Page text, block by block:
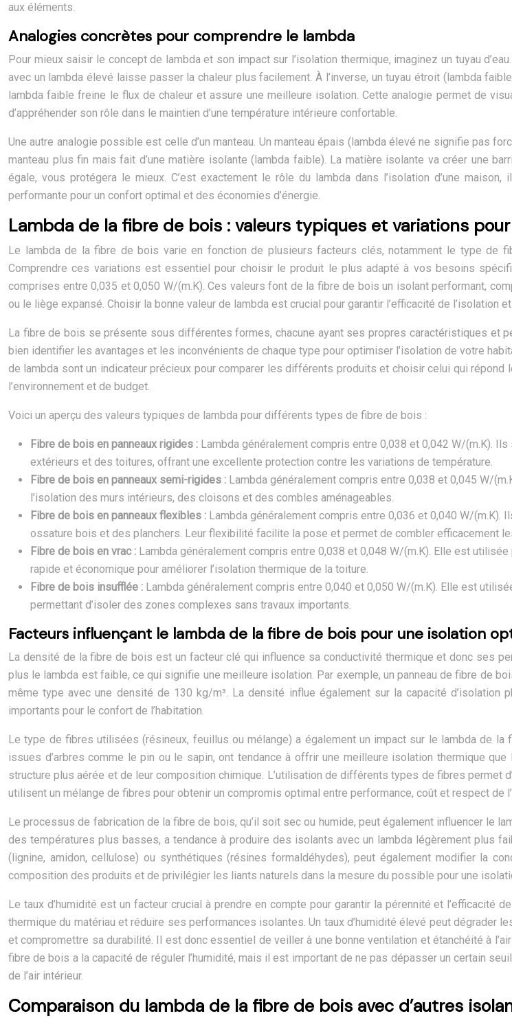
aux éléments.
Analogies concrètes pour comprendre le lambda
Pour mieux saisir le concept de lambda et son impact sur l’isolation thermique, imaginez un tuyau
avec un lambda élevé laisse passer la chaleur plus facilement. À l’inverse, un tuyau étroit (lambda
lambda faible freine le flux de chaleur et assure une meilleure isolation. Cette analogie permet de
d’appréhender son rôle dans le maintien d’une température intérieure confortable.
Une autre analogie possible est celle d’un manteau. Un manteau épais (lambda élevé ne signifie pas
manteau plus fin mais fait d’une matière isolante (lambda faible). La matière isolante va créer une
égale, vous protégera le mieux. C’est exactement le rôle du lambda dans l’isolation d’une
performante pour un confort optimal et des économies d’énergie.
Lambda de la fibre de bois : valeurs typiques et variations
Le lambda de la fibre de bois varie en fonction de plusieurs facteurs clés, notamment le type de
Comprendre ces variations est essentiel pour choisir le produit le plus adapté à vos besoins
comprises entre 0,035 et 0,050 W/(m.K). Ces valeurs font de la fibre de bois un isolant performant,
ou le liège expansé. Choisir la bonne valeur de lambda est crucial pour garantir l’efficacité de
La fibre de bois se présente sous différentes formes, chacune ayant ses propres caractéristiques et
bien identifier les avantages et les inconvénients de chaque type pour optimiser l’isolation de votre
de lambda sont un indicateur précieux pour comparer les différents produits et choisir celui qui
l’environnement et de budget.
Voici un aperçu des valeurs typiques de lambda pour différents types de fibre de bois :
Fibre de bois en panneaux rigides : Lambda généralement compris entre 0,038 et 0,042 W/(m.K).
extérieurs et des toitures, offrant une excellente protection contre les variations de température.
Fibre de bois en panneaux semi-rigides : Lambda généralement compris entre 0,038 et 0,045 W/
l’isolation des murs intérieurs, des cloisons et des combles aménageables.
Fibre de bois en panneaux flexibles : Lambda généralement compris entre 0,036 et 0,040 W/
ossature bois et des planchers. Leur flexibilité facilite la pose et permet de combler efficacement
Fibre de bois en vrac : Lambda généralement compris entre 0,038 et 0,048 W/(m.K). Elle est
rapide et économique pour améliorer l’isolation thermique de la toiture.
Fibre de bois insufflée : Lambda généralement compris entre 0,040 et 0,050 W/(m.K). Elle est
permettant d’isoler des zones complexes sans travaux importants.
Facteurs influençant le lambda de la fibre de bois pour une isolation
La densité de la fibre de bois est un facteur clé qui influence sa conductivité thermique et donc ses
plus le lambda est faible, ce qui signifie une meilleure isolation. Par exemple, un panneau de fibre de
même type avec une densité de 130 kg/m³. La densité influe également sur la capacité d’isolation
importants pour le confort de l’habitation.
Le type de fibres utilisées (résineux, feuillus ou mélange) a également un impact sur le lambda de
issues d’arbres comme le pin ou le sapin, ont tendance à offrir une meilleure isolation thermique
structure plus aérée et de leur composition chimique. L’utilisation de différents types de fibres permet
utilisent un mélange de fibres pour obtenir un compromis optimal entre performance, coût et respect de
Le processus de fabrication de la fibre de bois, qu’il soit sec ou humide, peut également influencer le
des températures plus basses, a tendance à produire des isolants avec un lambda légèrement plus
(lignine, amidon, cellulose) ou synthétiques (résines formaldéhydes), peut également modifier la
composition des produits et de privilégier les liants naturels dans la mesure du possible pour une
Le taux d’humidité est un facteur crucial à prendre en compte pour garantir la pérennité et l’efficacité
thermique du matériau et réduire ses performances isolantes. Un taux d’humidité élevé peut
et compromettre sa durabilité. Il est donc essentiel de veiller à une bonne ventilation et étanchéité à
fibre de bois a la capacité de réguler l’humidité, mais il est important de ne pas dépasser un certain
de l’air intérieur.
Comparaison du lambda de la fibre de bois avec d’autres